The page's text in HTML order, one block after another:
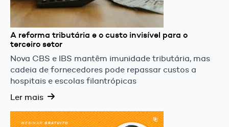
A reforma tributária e o custo invisível para o
terceiro setor
Nova CBS e IBS mantêm imunidade tributária, mas
cadeia de fornecedores pode repassar custos a
hospitais e escolas filantrópicas
Ler mais